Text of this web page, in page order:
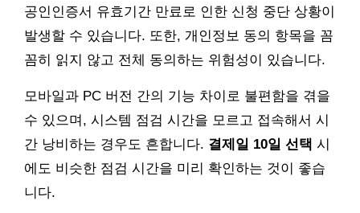
공인인증서 유효기간 만료로 인한 신청 중단 상황이
발생할 수 있습니다. 또한, 개인정보 동의 항목을 꼼
꼼히 읽지 않고 전체 동의하는 위험성이 있습니다.
모바일과 PC 버전 간의 기능 차이로 불편함을 겪을
수 있으며, 시스템 점검 시간을 모르고 접속해서 시
간 낭비하는 경우도 흔합니다. 결제일 10일 선택 시
에도 비슷한 점검 시간을 미리 확인하는 것이 좋습
니다.